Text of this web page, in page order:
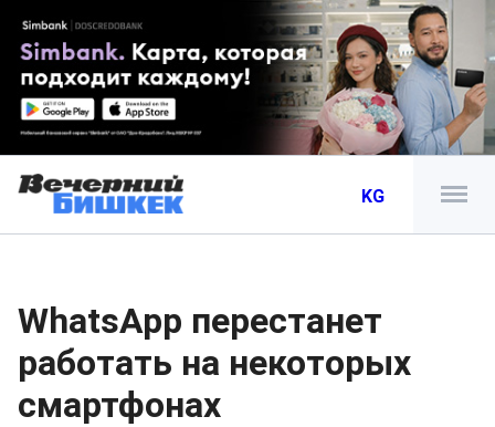
KG
WhatsApp перестанет
работать на некоторых
смартфонах